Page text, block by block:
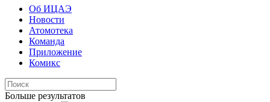
Об ИЦАЭ
Новости
Атомотека
Команда
Приложение
Комикс
Больше результатов